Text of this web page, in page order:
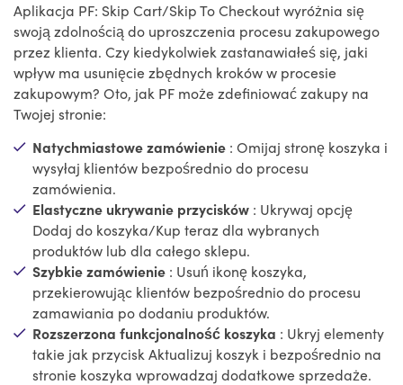
Aplikacja PF: Skip Cart/Skip To Checkout wyróżnia się
swoją zdolnością do uproszczenia procesu zakupowego
przez klienta. Czy kiedykolwiek zastanawiałeś się, jaki
wpływ ma usunięcie zbędnych kroków w procesie
zakupowym? Oto, jak PF może zdefiniować zakupy na
Twojej stronie:
Natychmiastowe zamówienie : Omijaj stronę koszyka i
wysyłaj klientów bezpośrednio do procesu
zamówienia.
Elastyczne ukrywanie przycisków : Ukrywaj opcję
Dodaj do koszyka/Kup teraz dla wybranych
produktów lub dla całego sklepu.
Szybkie zamówienie : Usuń ikonę koszyka,
przekierowując klientów bezpośrednio do procesu
zamawiania po dodaniu produktów.
Rozszerzona funkcjonalność koszyka : Ukryj elementy
takie jak przycisk Aktualizuj koszyk i bezpośrednio na
stronie koszyka wprowadzaj dodatkowe sprzedaże.